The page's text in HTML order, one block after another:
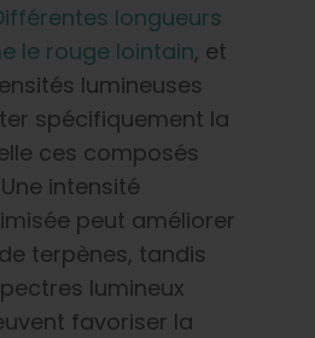
longueurs
le rouge lointain, et
lumineuses
spécifiquement la
ces composés
intensité
peut améliorer
terpènes, tandis
lumineux
favoriser la